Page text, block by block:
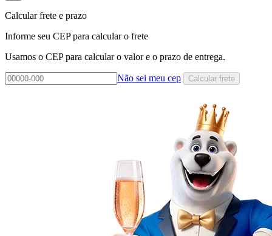
Calcular frete e prazo
Informe seu CEP para calcular o frete
Usamos o CEP para calcular o valor e o prazo de entrega.
Não sei meu cep Calcular frete